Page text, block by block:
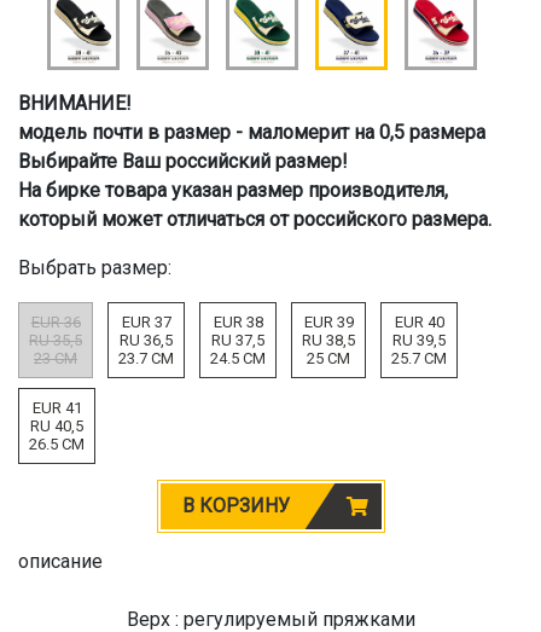
ВНИМАНИЕ!
модель почти в размер - маломерит на 0,5 размера
Выбирайте Ваш российский размер!
На бирке товара указан размер производителя,
который может отличаться от российского размера.
Выбрать размер:
EUR 36
RU 35,5
23 CM
EUR 37
RU 36,5
23.7 CM
EUR 38
RU 37,5
24.5 CM
EUR 39
RU 38,5
25 CM
EUR 40
RU 39,5
25.7 CM
EUR 41
RU 40,5
26.5 CM
В КОРЗИНУ
описание
Верх : регулируемый пряжками